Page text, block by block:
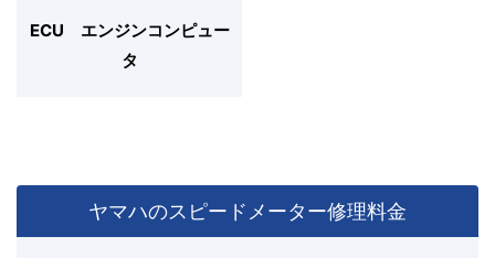
ECU エンジンコンピュー
タ
ヤマハのスピードメーター修理料金